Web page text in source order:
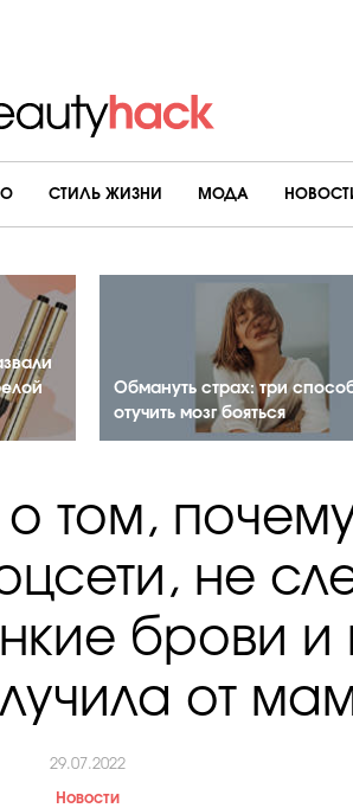
CТИЛЬ ЖИЗНИ МОДА
Обмануть страх: три
отучить мозг бояться
о том,
не
брови и
от
29.07.2022
Новости